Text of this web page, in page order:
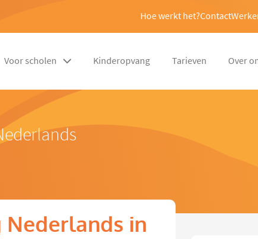
Hoe werkt het?Contact
Voor scholen Kinderopvang Tarieven Over
in